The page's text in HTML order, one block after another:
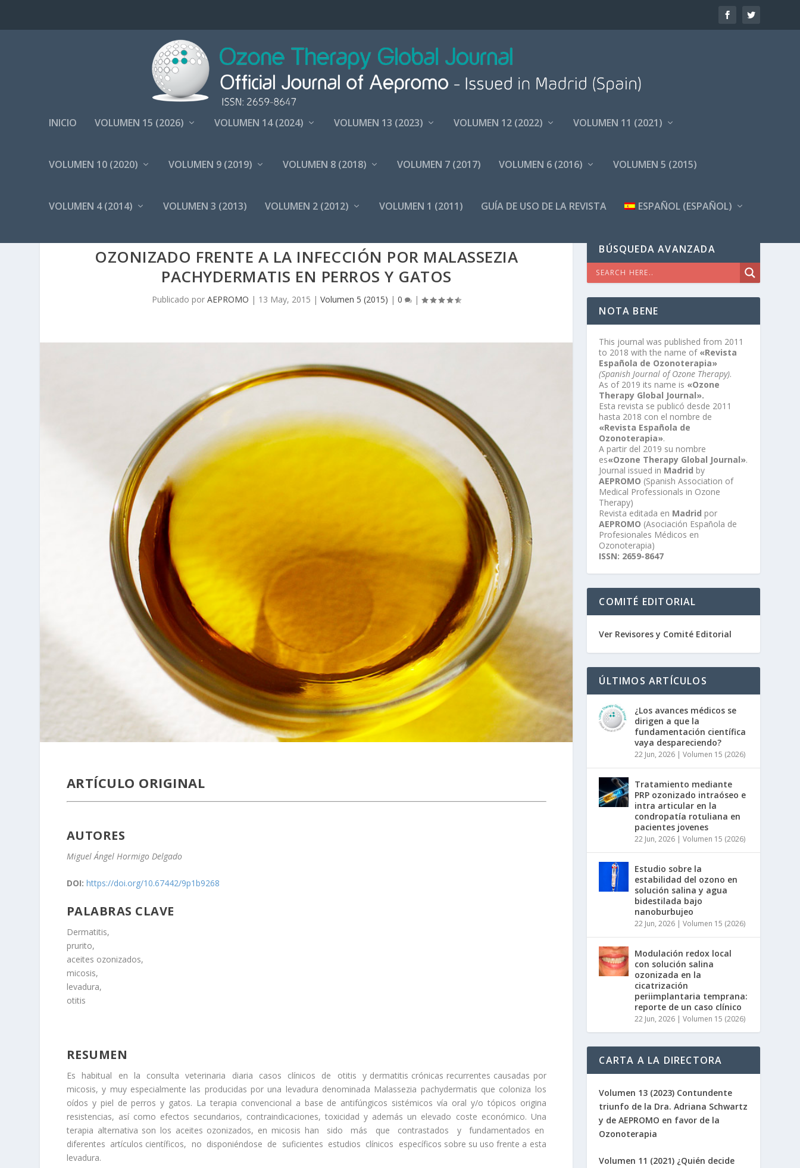
INICIO VOLUMEN 15 (2026) VOLUMEN 14 (2024) VOLUMEN 13 (2023) VOLUMEN 12 (2022) VOLUMEN 11 (2021)
VOLUMEN 10 (2020) VOLUMEN 9 (2019) VOLUMEN 8 (2018) VOLUMEN 7 (2017) VOLUMEN 6 (2016) VOLUMEN 5 (2015)
VOLUMEN 4 (2014) VOLUMEN 3 (2013) VOLUMEN 2 (2012) VOLUMEN 1 (2011) GUÍA DE USO DE LA REVISTA ESPAÑOL (ESPAÑOL)
OZONIZADO FRENTE A LA INFECCIÓN POR MALASSEZIA
PACHYDERMATIS EN PERROS Y GATOS
Publicado porAEPROMO | 13 May, 2015 |Volumen 5 (2015) |0 |
ARTÍCULO ORIGINAL
AUTORES
Miguel Ángel Hormigo Delgado
DOI: https://doi.org/10.67442/9p1b9268
PALABRAS CLAVE
Dermatitis,
prurito,
aceites ozonizados,
micosis,
levadura,
otitis
RESUMEN
Es habitual en la consulta veterinaria diaria casos clínicos de otitis y dermatitis crónicas recurrentes causadas por
micosis, y muy especialmente las producidas por una levadura denominada Malassezia pachydermatis que coloniza los
oídos y piel de perros y gatos. La terapia convencional a base de antifúngicos sistémicos vía oral y/o tópicos origina
resistencias, así como efectos secundarios, contraindicaciones, toxicidad y además un elevado coste económico. Una
terapia alternativa son los aceites ozonizados, en micosis han sido más que contrastados y fundamentados en
diferentes artículos científicos, no disponiéndose de suficientes estudios clínicos específicos sobre su uso frente a esta
levadura.
BÚSQUEDA AVANZADA
NOTA BENE
This journal was published from 2011
to 2018 with the name of «Revista
Española de Ozonoterapia»
(Spanish Journal of Ozone Therapy).
As of 2019 its name is «Ozone
Therapy Global Journal».
Esta revista se publicó desde 2011
hasta 2018 con el nombre de
«Revista Española de
Ozonoterapia».
A partir del 2019 su nombre
es«Ozone Therapy Global Journal».
Journal issued in Madrid by
AEPROMO (Spanish Association of
Medical Professionals in Ozone
Therapy)
Revista editada en Madrid por
AEPROMO (Asociación Española de
Profesionales Médicos en
Ozonoterapia)
ISSN: 2659-8647
COMITÉ EDITORIAL
Ver Revisores y Comité Editorial
ÚLTIMOS ARTÍCULOS
¿Los avances médicos se
dirigen a que la
fundamentación científica
vaya despareciendo?
22 Jun, 2026 |Volumen 15 (2026)
Tratamiento mediante
PRP ozonizado intraóseo e
intra articular en la
condropatía rotuliana en
pacientes jovenes
22 Jun, 2026 |Volumen 15 (2026)
Estudio sobre la
estabilidad del ozono en
solución salina y agua
bidestilada bajo
nanoburbujeo
22 Jun, 2026 |Volumen 15 (2026)
Modulación redox local
con solución salina
ozonizada en la
cicatrización
periimplantaria temprana:
reporte de un caso clínico
22 Jun, 2026 |Volumen 15 (2026)
CARTA A LA DIRECTORA
Volumen 13 (2023) Contundente
triunfo de la Dra. Adriana Schwartz
y de AEPROMO en favor de la
Ozonoterapia
Volumen 11 (2021) ¿Quién decide